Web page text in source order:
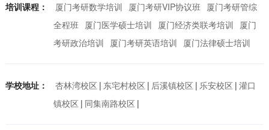
培训课程： 厦门考研数学培训 厦门考研VIP协议班 厦门考研管综
全程班 厦门医学硕士培训 厦门经济类联考培训 厦门
考研政治培训 厦门考研英语培训 厦门法律硕士培训
学校地址： 杏林湾校区 | 东宅村校区 | 后溪镇校区 | 乐安校区 | 灌口
镇校区 | 同集南路校区 |